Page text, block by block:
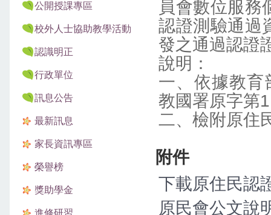
公開授課專區
校外人士協助教學活動
認識明正
行政單位
訊息公告
最新訊息
家長資訊專區
榮譽榜
獎助學金
進修研習
員會數位服務
認證測驗通過
發之通過認證
說明：
一、依據教
教國署原字第
二、檢附原住
附件
下載原住民認
原民會公文說